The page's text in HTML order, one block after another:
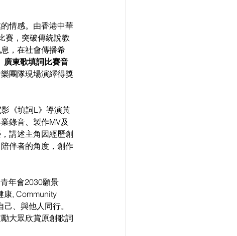
情感。由香港中華
賽，突破傳統說教
，在社會傳播希
廣東歌填詞比賽音
團隊現場演繹得獎
錄音、製作MV及
講述主角因經歷創
伴者的角度，創作
年會2030願景
康, Community
、與他人同行。
大眾欣賞原創歌詞